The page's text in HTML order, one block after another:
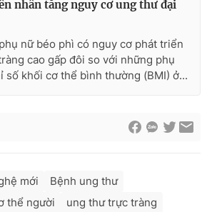
Truyền hình Việt Nam
báo VTV
nhân tăng nguy cơ ung thư đại
nữ béo phì có nguy cơ phát triển
cao gấp đôi so với những phụ
số khối cơ thể bình thường (BMI) ở...
mới
Bệnh ung thư
thể người
ung thư trực tràng